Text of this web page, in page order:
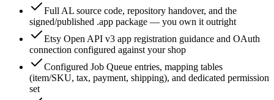
Full AL source code, repository handover, and the
signed/published .app package — you own it outright
Etsy Open API v3 app registration guidance and OAuth
connection configured against your shop
Configured Job Queue entries, mapping tables
(item/SKU, tax, payment, shipping), and dedicated permission
set